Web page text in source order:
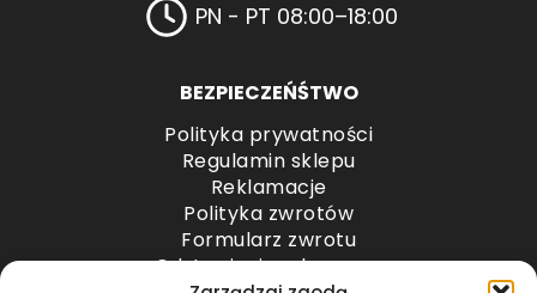
PN - PT 08:00–18:00
BEZPIECZEŃŚTWO
Polityka prywatności
Regulamin sklepu
Reklamacje
Polityka zwrotów
Formularz zwrotu
Odstąpienie od umowy